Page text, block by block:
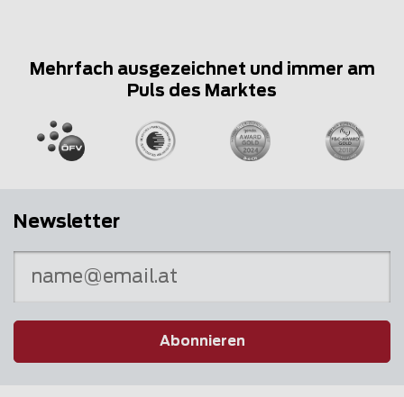
Mehrfach ausgezeichnet und immer am
Puls des Marktes
Newsletter
Abonnieren